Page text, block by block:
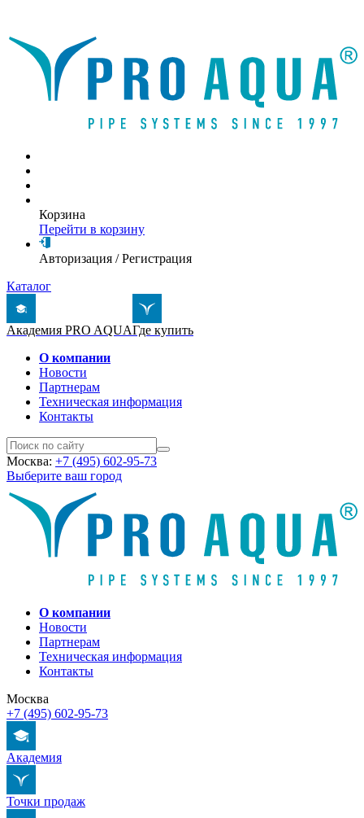
Корзина
Перейти в корзину
Авторизация /Регистрация
Каталог
Академия PRO AQUAГде купить
О компании
Новости
Партнерам
Техническая информация
Контакты
Москва: +7 (495) 602-95-73
Выберите ваш город
О компании
Новости
Партнерам
Техническая информация
Контакты
Москва
+7 (495) 602-95-73
Академия
Точки продаж